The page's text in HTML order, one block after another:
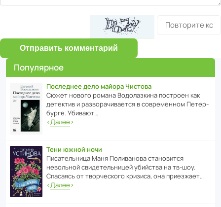
Отправить комментарий
Популярное
Последнее дело майора Чистова
Сюжет нового романа Водо­ла­з­кина пост­роен как
дете­ктив и разво­ра­чи­ва­ется в совре­менном Пете­р­
бурге. Убивают…
‹Далее›
Тени южной ночи
Писа­тель­ница Маня Поли­ва­нова стано­вится
невольной свиде­тель­ницей убийства на тв-шоу.
Спасаясь от твор­че­с­кого кризиса, она приезжает…
‹Далее›